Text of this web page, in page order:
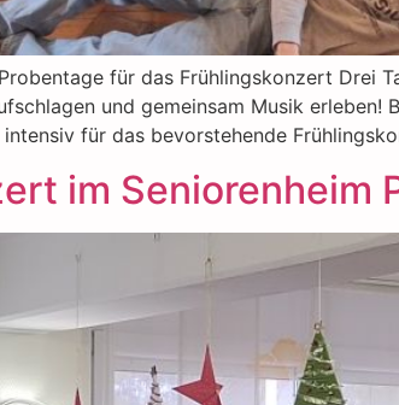
für das Frühlingskonzert Drei
und gemeinsam Musik
für das bevorstehende
im Seniorenheim